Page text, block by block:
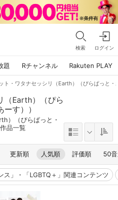
検索 ログイン
題 Rチャンネル Rakuten PLAY
ト・ワタナセッシリ（Earth）（ぴらぱっと
（Earth）（ぴら
す））
）（ぴらぱっと・
品一覧
更新順 人気順 評価順 50
ス」・「LGBTQ＋」関連コンテンツ